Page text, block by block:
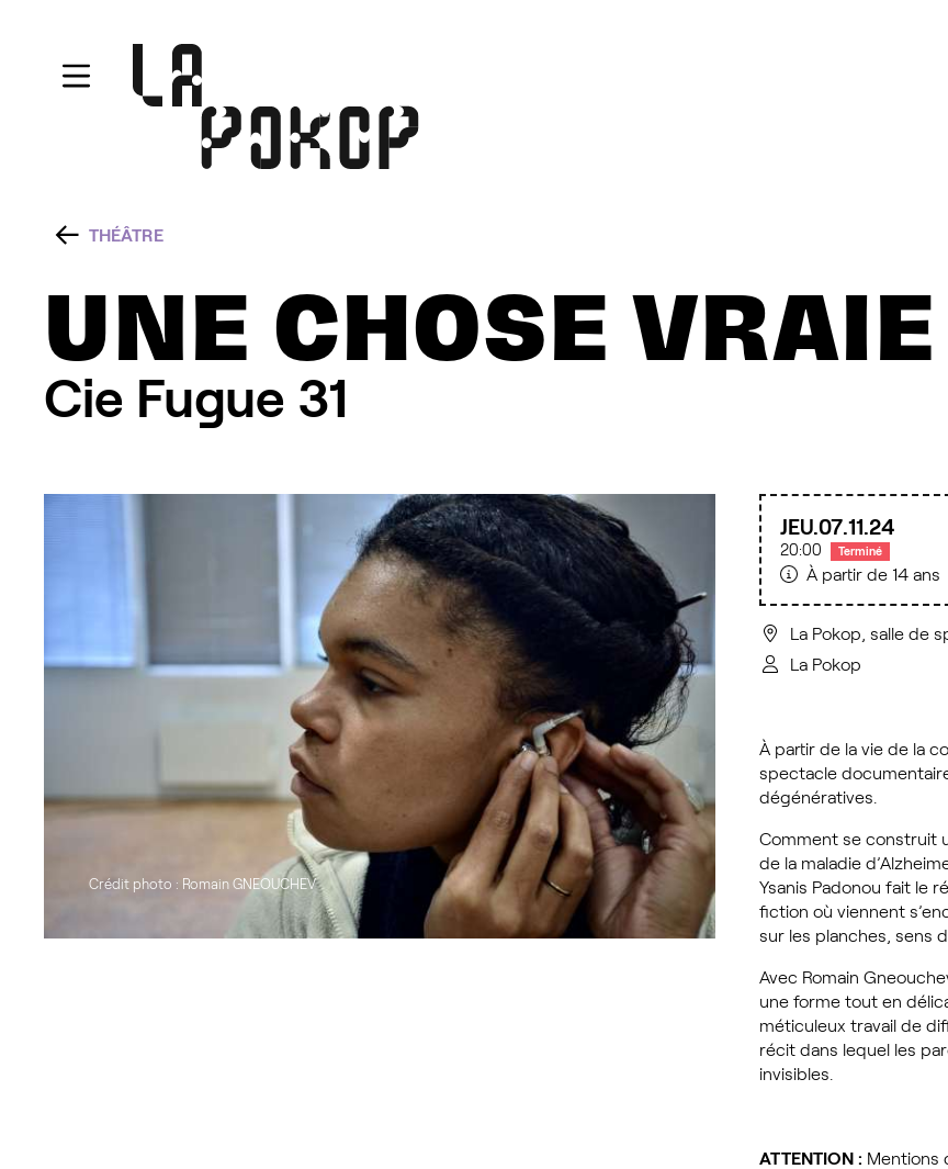
THÉÂTRE
UNE CHOSE VRAIE
Cie Fugue 31
Crédit photo : Romain GNEOUCHEV
JEU.07 11 24
20:00 Terminé
À partir de 14 ans
La Pokop, salle de
La Pokop
À partir de la vie de la
spectacle
dégénératives.
Comment se construit
de la maladie
Ysanis Padonou fait le
fiction où viennent
sur les planches, sens
Avec Romain
une forme tout en
méticuleux travail de
récit dans lequel les
invisibles.
ATTENTION : Mentions